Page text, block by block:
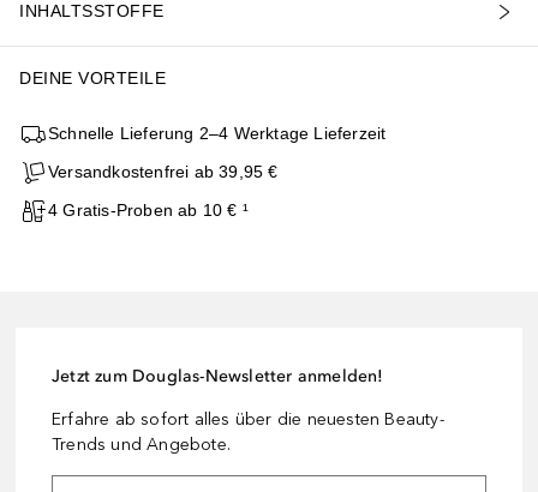
INHALTSSTOFFE
DEINE VORTEILE
Schnelle Lieferung 2–4 Werktage Lieferzeit
Versandkostenfrei ab 39,95 €
4 Gratis-Proben ab 10 € ¹
Jetzt zum Douglas-Newsletter anmelden!
Erfahre ab sofort alles über die neuesten Beauty-
Trends und Angebote.